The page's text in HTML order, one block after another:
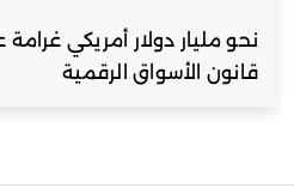
قانون الأسواق الرقمية